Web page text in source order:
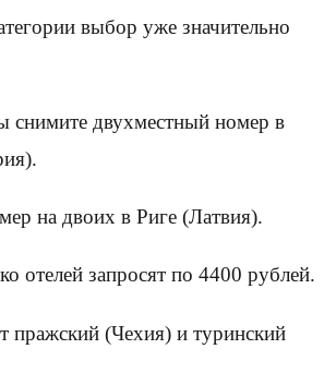
выбор уже значительно
снимите двухместный номер в
на двоих в Риге (Латвия).
отелей запросят по 4400 рублей.
пражский (Чехия) и туринский